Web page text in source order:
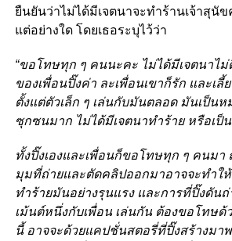
ยืนยันว่าไม่ได้มีเจตนาจะทำร้านเจ้าสุนั
แต่อย่างใด โดยเธอระบุไว้ว่า
“ขอโทษทุก ๆ คนนะคะ ไม่ได้มีเจตนาไ
ของเพื่อนปิ๊งค่า ละเพื่อนเขาก็รัก และเลี้
ตั้งแต่ตัวเล็ก ๆ เล่นกับมันตลอด มันเป็น
ซุกซนมาก ไม่ได้มีเจตนาทำร้าย หรือเป็
ทั้งปิ๊งเองและเพื่อนก็ขอโทษทุก ๆ คนม
มุมที่ถ่ายและตัดคลิปออกมาอาจจะทำให้
ทำร้ายมันอย่างรุนแรง และการที่ปิ๊งดันถ่
เม้นต์หนึ่งกับเพื่อน เล่นกัน ต้องขอโทษด้
นี้ อาจจะด้วยแคปชั่นสตอรี่ที่ปิ๊งสร้างมาพ